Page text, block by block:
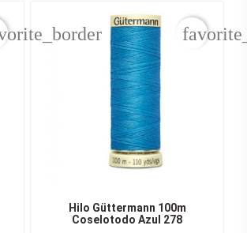
Hilo Güttermann 100m
Coselotodo Azul 278